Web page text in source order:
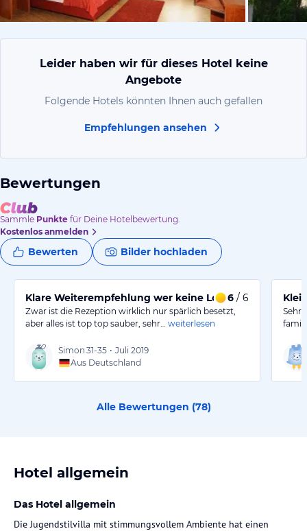
vom
Leider haben wir für dieses Hotel keine
Angebote
Folgende Hotels könnten Ihnen auch gefallen
Empfehlungen ansehen
Bewertungen
Sammle Punkte für Deine Hotelbewertung.
Kostenlos anmelden
Bewerten Bilder hochladen
Klare Weiterempfehlung wer keine Lobby braucht
6 / 6
Zwar ist die Rezeption wirklich nur spärlich besetzt,
aber alles ist top top sauber, sehr…
weiterlesen
Simon 31-35 • Juli 2019
Aus Deutschland
Sehr
Alle Bewertungen (78)
Hotel allgemein
Das Hotel allgemein
Die Jugendstilvilla mit stimmungsvollem Ambiente hat einen